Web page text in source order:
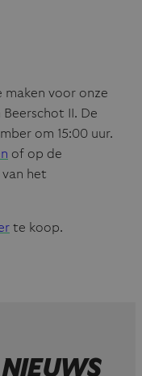
maken voor onze
II. De
om 15:00 uur.
of op de
het
te koop.